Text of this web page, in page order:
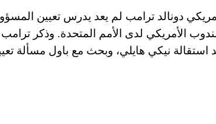
دونالد ترامب لم يعد يدرس تعيين
الأمريكي لدى الأمم المتحدة. وذكر ترامب
نيكي هايلي، وبحث مع باول مسألة